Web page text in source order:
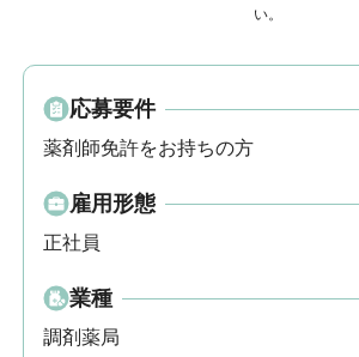
い。
応募要件
薬剤師免許をお持ちの方
雇用形態
正社員
業種
調剤薬局